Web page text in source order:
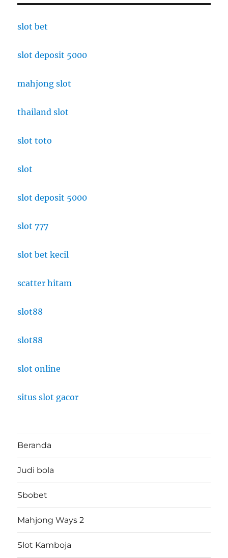
slot bet
slot deposit 5000
mahjong slot
thailand slot
slot toto
slot
slot deposit 5000
slot 777
slot bet kecil
scatter hitam
slot88
slot88
slot online
situs slot gacor
Beranda
Judi bola
Sbobet
Mahjong Ways 2
Slot Kamboja